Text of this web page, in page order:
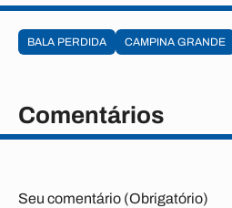
BALA PERDIDA CAMPINA GRANDE
Comentários
Seu comentário (Obrigatório)